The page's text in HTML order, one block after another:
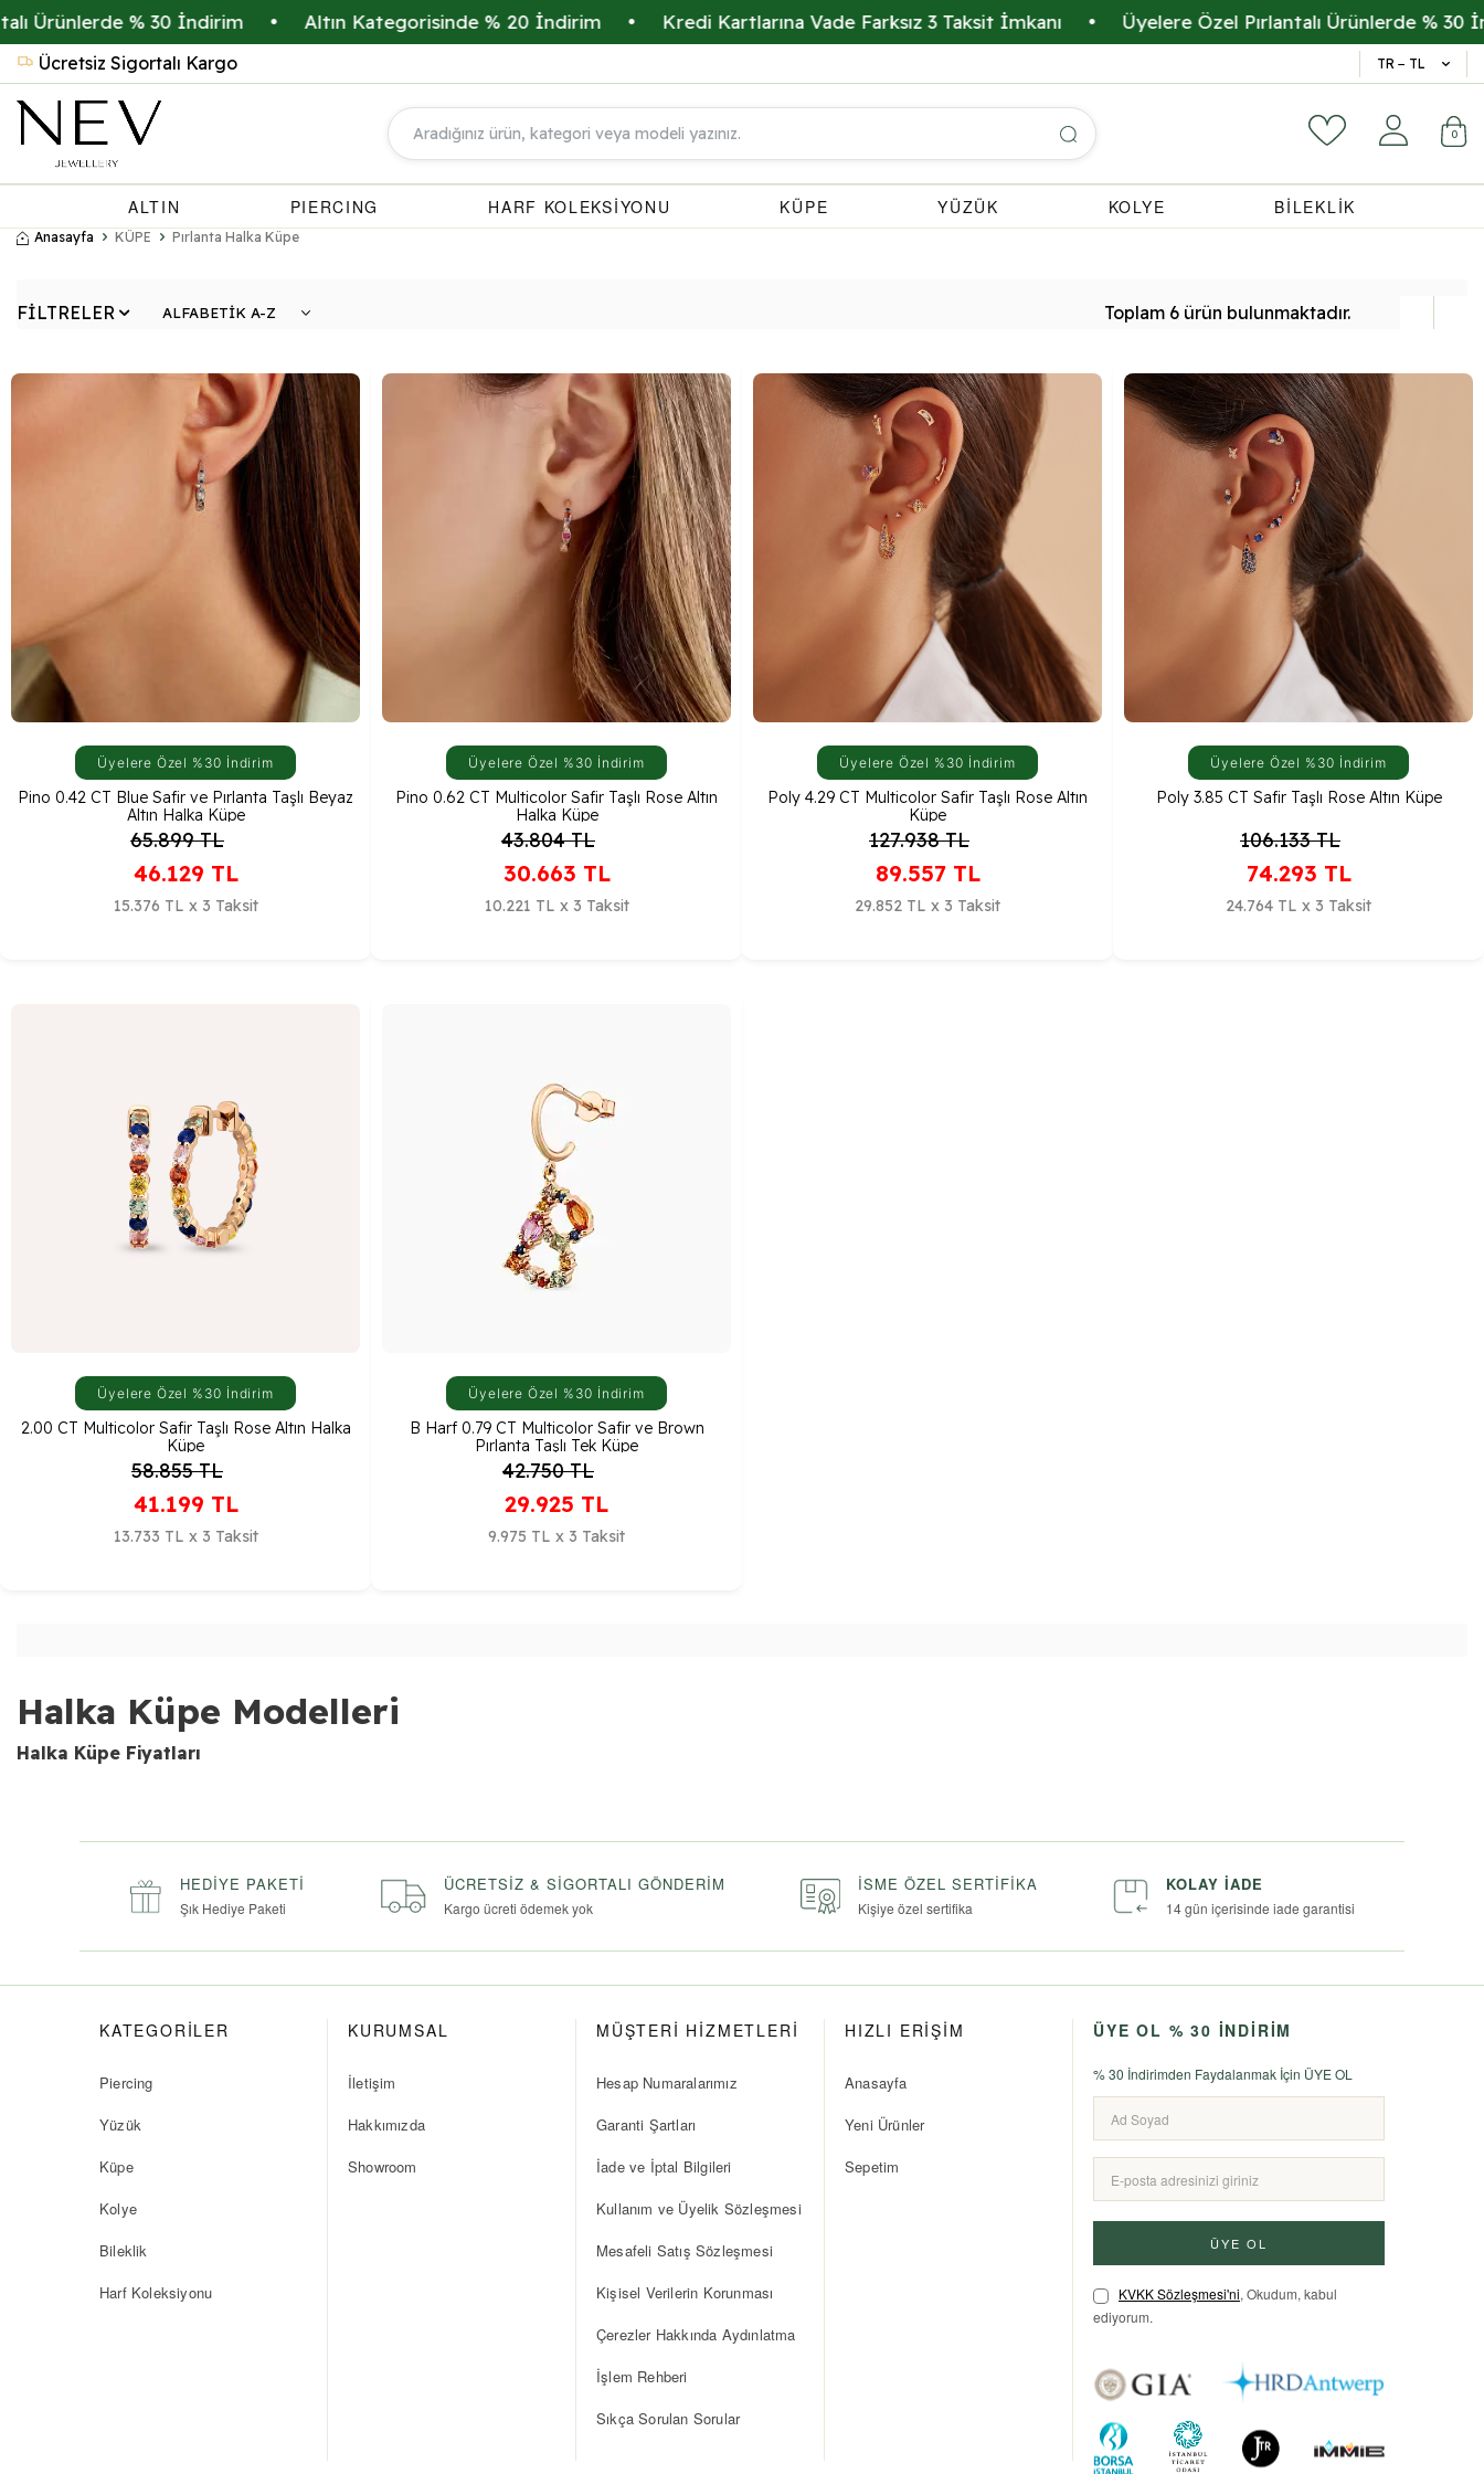
% 30 İndirim • Altın Kategorisinde % 20 İndirim • Kredi Kartlarına Vade Farksız 3 Taksit İmkanı • Üyelere Özel Pırlantalı Ürünlerde % 30 İndirim
Ücretsiz Sigortalı Kargo 14 Gün
TR − TL
0
ALTIN PIERCING HARF KOLEKSİYONU KÜPE YÜZÜK KOLYE BİLEKLİK
Anasayfa KÜPE Pırlanta Halka Küpe
FİLTRELER Toplam 6 ürün bulunmaktadır.
Üyelere Özel %30 İndirim
Pino 0.42 CT Blue Safir ve Pırlanta Taşlı Beyaz
Altın Halka Küpe
65.899TL
46.129 TL
15.376 TL x 3 Taksit
Üyelere Özel %30 İndirim
Pino 0.62 CT Multicolor Safir Taşlı Rose Altın
Halka Küpe
43.804TL
30.663 TL
10.221 TL x 3 Taksit
Üyelere Özel %30 İndirim
Poly 4.29 CT Multicolor Safir Taşlı Rose Altın
Küpe
127.938TL
89.557 TL
29.852 TL x 3 Taksit
Üyelere Özel %30 İndirim
Poly 3.85 CT Safir Taşlı Rose Altın Küpe
106.133TL
74.293 TL
24.764 TL x 3 Taksit
Üyelere Özel %30 İndirim
2.00 CT Multicolor Safir Taşlı Rose Altın Halka
Küpe
58.855TL
41.199 TL
13.733 TL x 3 Taksit
Üyelere Özel %30 İndirim
B Harf 0.79 CT Multicolor Safir ve Brown
Pırlanta Taşlı Tek Küpe
42.750TL
29.925 TL
9.975 TL x 3 Taksit
Halka Küpe Modelleri
Halka Küpe Fiyatları
HEDIYE PAKETI
Şık Hediye Paketi
ÜCRETSIZ & SIGORTALI GÖNDERIM
Kargo ücreti ödemek yok
İSME ÖZEL SERTIFIKA
Kişiye özel sertifika
KOLAY İADE
14 gün içerisinde iade garantisi
KATEGORİLER
Piercing
Yüzük
Küpe
Kolye
Bileklik
Harf Koleksiyonu
KURUMSAL
İletişim
Hakkımızda
Showroom
MÜŞTERİ HİZMETLERİ
Hesap Numaralarımız
Garanti Şartları
İade ve İptal Bilgileri
Kullanım ve Üyelik Sözleşmesi
Mesafeli Satış Sözleşmesi
Kişisel Verilerin Korunması
Çerezler Hakkında Aydınlatma
İşlem Rehberi
Sıkça Sorulan Sorular
HIZLI ERİŞİM
Anasayfa
Yeni Ürünler
Sepetim
ÜYE OL % 30 İNDİRİM
% 30 İndirimden Faydalanmak İçin ÜYE OL
ÜYE OL
KVKK Sözleşmesi'ni, Okudum, kabul
ediyorum.